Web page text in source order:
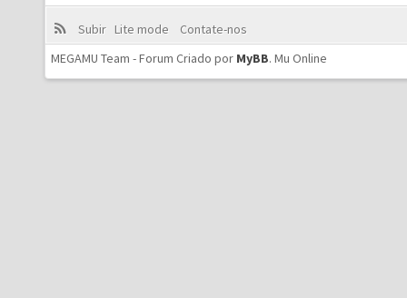
Subir Lite mode
Contate-nos
MEGAMU Team - Forum Criado por MyBB. Mu Online